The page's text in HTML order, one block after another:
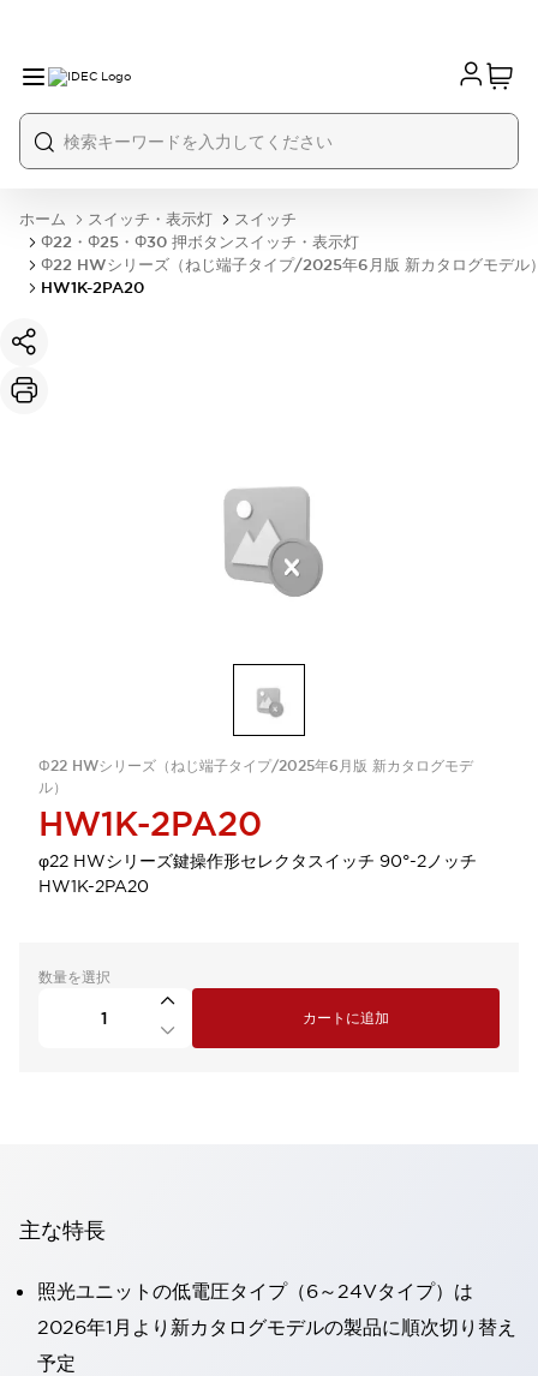
ホーム スイッチ・表示灯
スイッチ
Φ22・Φ25・Φ30 押ボタンスイッチ・表示灯
Φ22 HWシリーズ（ねじ端子タイプ/2025年6月版 新カタログモデル
HW1K-2PA20
Φ22 HWシリーズ（ねじ端子タイプ/2025年6月版 新カタログモデ
ル）
HW1K-2PA20
φ22 HWシリーズ鍵操作形セレクタスイッチ 90°-2ノッチ
HW1K-2PA20
数量を選択
カートに追加
主な特長
照光ユニットの低電圧タイプ（6～24Vタイプ）は
2026年1月より新カタログモデルの製品に順次切り替え
予定